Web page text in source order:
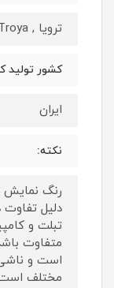
ترویا , Troya
کشور تولید
ایران
نکته:
رنگ نمایش
دلیل تفاوت
تبلت و
متفاوت
است و
مختلف